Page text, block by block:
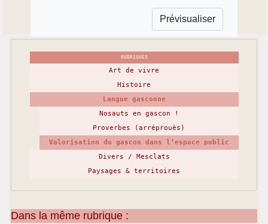
RUBRIQUES
Art de vivre
Histoire
Langue gasconne
Nosauts en gascon !
Proverbes (arréprouès)
Valorisation du gascon dans l’espace public
Divers / Mesclats
Paysages & territoires
Dans la même rubrique :